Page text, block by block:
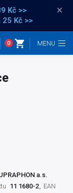
Kč >>
Kč >>
×
0
a.s.
11 1680-2
EAN